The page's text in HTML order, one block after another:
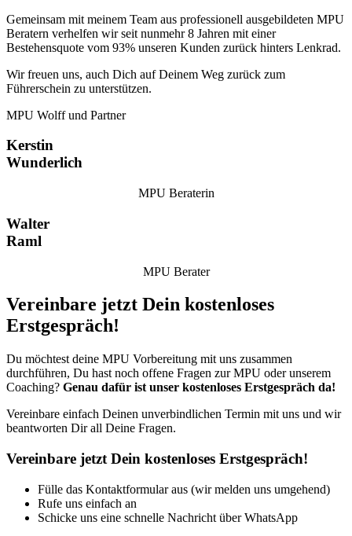
Gemeinsam mit meinem Team aus professionell ausgebildeten MPU
Beratern verhelfen wir seit nunmehr 8 Jahren mit einer
Bestehensquote vom 93% unseren Kunden zurück hinters Lenkrad.
Wir freuen uns, auch Dich auf Deinem Weg zurück zum
Führerschein zu unterstützen.
MPU Wolff und Partner
Kerstin
Wunderlich
MPU Beraterin
Walter
Raml
MPU Berater
Vereinbare jetzt Dein kostenloses
Erstgespräch!
Du möchtest deine MPU Vorbereitung mit uns zusammen
durchführen, Du hast noch offene Fragen zur MPU oder unserem
Coaching? Genau dafür ist unser kostenloses Erstgespräch da!
Vereinbare einfach Deinen unverbindlichen Termin mit uns und wir
beantworten Dir all Deine Fragen.
Vereinbare jetzt Dein kostenloses Erstgespräch!
Fülle das Kontaktformular aus (wir melden uns umgehend)
Rufe uns einfach an
Schicke uns eine schnelle Nachricht über WhatsApp